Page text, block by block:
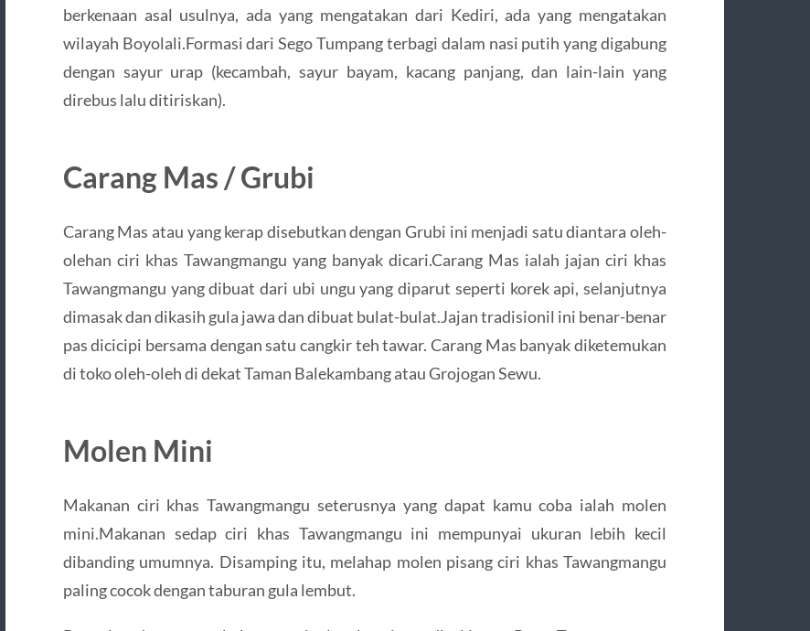
berkenaan asal usulnya, ada yang mengatakan dari Kediri, ada yang mengatakan
wilayah Boyolali.Formasi dari Sego Tumpang terbagi dalam nasi putih yang digabung
dengan sayur urap (kecambah, sayur bayam, kacang panjang, dan lain-lain yang
direbus lalu ditiriskan).
Carang Mas / Grubi
Carang Mas atau yang kerap disebutkan dengan Grubi ini menjadi satu diantara oleh-
olehan ciri khas Tawangmangu yang banyak dicari.Carang Mas ialah jajan ciri khas
Tawangmangu yang dibuat dari ubi ungu yang diparut seperti korek api, selanjutnya
dimasak dan dikasih gula jawa dan dibuat bulat-bulat.Jajan tradisionil ini benar-benar
pas dicicipi bersama dengan satu cangkir teh tawar. Carang Mas banyak diketemukan
di toko oleh-oleh di dekat Taman Balekambang atau Grojogan Sewu.
Molen Mini
Makanan ciri khas Tawangmangu seterusnya yang dapat kamu coba ialah molen
mini.Makanan sedap ciri khas Tawangmangu ini mempunyai ukuran lebih kecil
dibanding umumnya. Disamping itu, melahap molen pisang ciri khas Tawangmangu
paling cocok dengan taburan gula lembut.